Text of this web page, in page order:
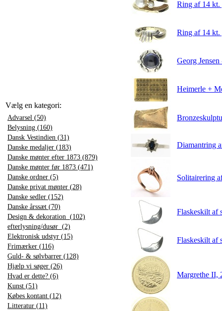
Vælg en kategori:
Advarsel (50)
Belysning (160)
Dansk Vestindien (31)
Danske medaljer (183)
Danske mønter efter 1873 (879)
Danske mønter før 1873 (471)
Danske ordner (5)
Danske privat mønter (28)
Danske sedler (152)
Danske årssæt (70)
Design & dekoration (102)
efterlysning/dusør (2)
Elektronisk udstyr (15)
Frimærker (116)
Guld- & sølvbarrer (128)
Hjælp vi søger (26)
Hvad er dette? (6)
Kunst (51)
Købes kontant (12)
Litteratur (11)
Ring af 14 kt.
Ring af 14 kt.
Georg
Heimerle +
Diamantring
Solitairering
Flaskeskilt af
Flaskeskilt af
Margrethe II,